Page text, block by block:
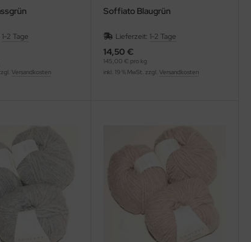
1-2 Tage
Versandkosten
Soffiato Blaugrün
Lieferzeit: 1-2 Tage
14,50 €
145,00 € pro kg
inkl. 19 % MwSt. zzgl. Versandkosten